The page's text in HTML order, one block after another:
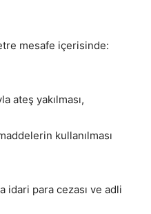
mesafe içerisinde:
ateş yakılması,
kullanılması
idari para cezası ve adli